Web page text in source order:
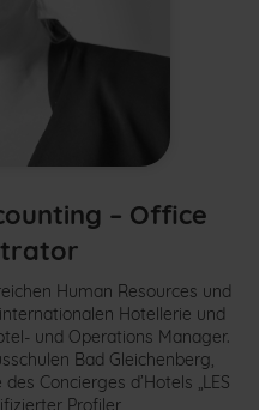
– Office
Human Resources und
Hotellerie und
und Operations Manager.
Bad Gleichenberg,
Concierges d’Hotels „LES
Profiler